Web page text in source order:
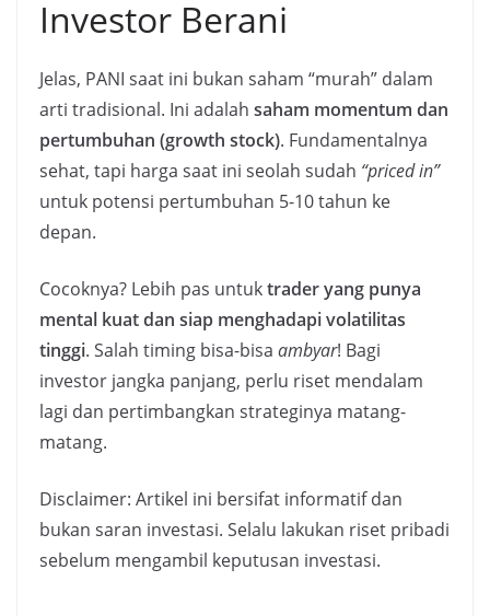
Investor Berani
Jelas, PANI saat ini bukan saham “murah” dalam
arti tradisional. Ini adalah saham momentum dan
pertumbuhan (growth stock). Fundamentalnya
sehat, tapi harga saat ini seolah sudah “priced in”
untuk potensi pertumbuhan 5-10 tahun ke
depan.
Cocoknya? Lebih pas untuktrader yang punya
mental kuat dan siap menghadapi volatilitas
tinggi. Salah timing bisa-bisa ambyar! Bagi
investor jangka panjang, perlu riset mendalam
lagi dan pertimbangkan strateginya matang-
matang.
Disclaimer: Artikel ini bersifat informatif dan
bukan saran investasi. Selalu lakukan riset pribadi
sebelum mengambil keputusan investasi.